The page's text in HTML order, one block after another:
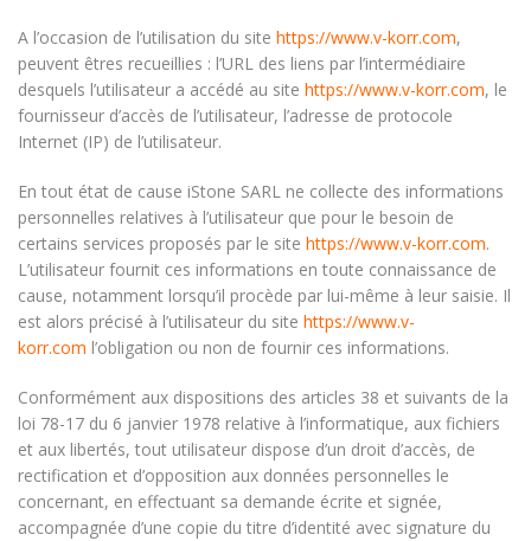
A l’occasion de l’utilisation du site https://www.v-korr.com,
peuvent êtres recueillies : l’URL des liens par l’intermédiaire
desquels l’utilisateur a accédé au site https://www.v-korr.com, le
fournisseur d’accès de l’utilisateur, l’adresse de protocole
Internet (IP) de l’utilisateur.
En tout état de cause iStone SARL ne collecte des informations
personnelles relatives à l’utilisateur que pour le besoin de
certains services proposés par le site https://www.v-korr.com.
L’utilisateur fournit ces informations en toute connaissance de
cause, notamment lorsqu’il procède par lui-même à leur saisie. Il
est alors précisé à l’utilisateur du site https://www.v-
korr.com l’obligation ou non de fournir ces informations.
Conformément aux dispositions des articles 38 et suivants de la
loi 78-17 du 6 janvier 1978 relative à l’informatique, aux fichiers
et aux libertés, tout utilisateur dispose d’un droit d’accès, de
rectification et d’opposition aux données personnelles le
concernant, en effectuant sa demande écrite et signée,
accompagnée d’une copie du titre d’identité avec signature du